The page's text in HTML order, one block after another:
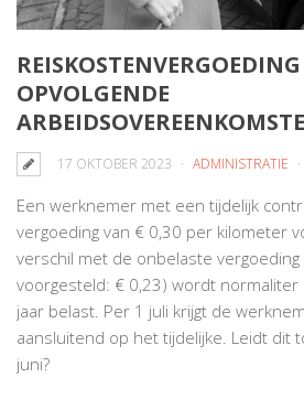
OPVOLGENDE
17 OKTOBER 2023 ADMINISTRATIE
Een werknemer met een tijdelijk
vergoeding van € 0,30 per kilometer
verschil met de onbelaste
voorgesteld: € 0,23) wordt
jaar belast. Per 1 juli krijgt de
aansluitend op het tijdelijke. Leidt dit
juni?